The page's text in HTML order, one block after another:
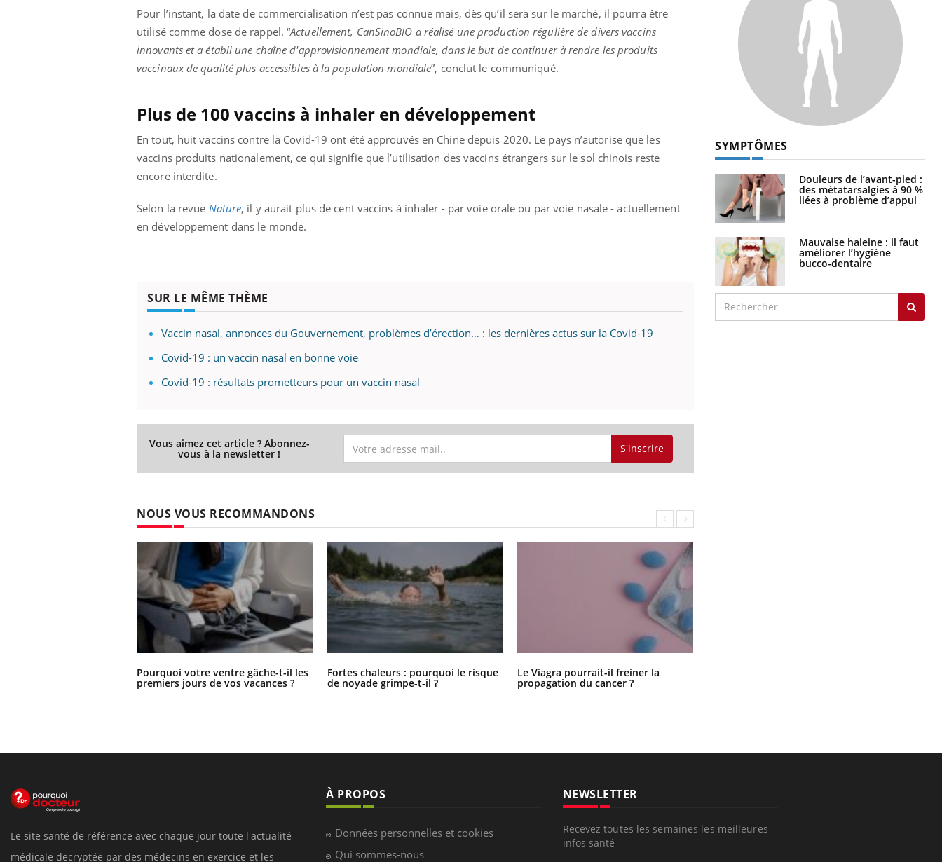
Pour l’instant, la date de commercialisation n’est pas connue mais, dès qu’il sera sur le marché, il pourra être
utilisé comme dose de rappel. “Actuellement, CanSinoBIO a réalisé une production régulière de divers vaccins
innovants et a établi une chaîne d'approvisionnement mondiale, dans le but de continuer à rendre les produits
vaccinaux de qualité plus accessibles à la population mondiale”, conclut le communiqué.
Plus de 100 vaccins à inhaler en développement
En tout, huit vaccins contre la Covid-19 ont été approuvés en Chine depuis 2020. Le pays n’autorise que les
vaccins produits nationalement, ce qui signifie que l’utilisation des vaccins étrangers sur le sol chinois reste
encore interdite.
Selon la revue Nature, il y aurait plus de cent vaccins à inhaler - par voie orale ou par voie nasale - actuellement
en développement dans le monde.
SUR LE MÊME THÈME
Vaccin nasal, annonces du Gouvernement, problèmes d’érection… : les dernières actus sur la Covid-19
Covid-19 : un vaccin nasal en bonne voie
Covid-19 : résultats prometteurs pour un vaccin nasal
Vous aimez cet article ? Abonnez-
vous à la newsletter ! S'inscrire
NOUS VOUS RECOMMANDONS
Pourquoi votre ventre gâche-t-il les
premiers jours de vos vacances ?
Fortes chaleurs : pourquoi le risque
de noyade grimpe-t-il ?
Le Viagra pourrait-il freiner la
propagation du cancer ?
SYMPTÔMES
Douleurs de l’avant-pied :
des métatarsalgies à 90 %
liées à problème d’appui
Mauvaise haleine : il faut
améliorer l’hygiène
bucco-dentaire
Le site santé de référence avec chaque jour toute l'actualité
médicale decryptée par des médecins en exercice et les
À PROPOS
Données personnelles et cookies
Qui sommes-nous
NEWSLETTER
Recevez toutes les semaines les meilleures
infos santé